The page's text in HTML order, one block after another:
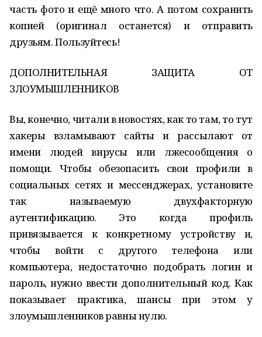
часть фото и ещё много что. А потом сохранить
копией (оригинал останется) и отправить
друзьям. Пользуйтесь!
ДОПОЛНИТЕЛЬНАЯ ЗАЩИТА ОТ
ЗЛОУМЫШЛЕННИКОВ
Вы, конечно, читали в новостях, как то там, то тут
хакеры взламывают сайты и рассылают от
имени людей вирусы или лжесообщения о
помощи. Чтобы обезопасить свои профили в
социальных сетях и мессенджерах, установите
так называемую двухфакторную
аутентификацию. Это когда профиль
привязывается к конкретному устройству и,
чтобы войти с другого телефона или
компьютера, недостаточно подобрать логин и
пароль, нужно ввести дополнительный код. Как
показывает практика, шансы при этом у
злоумышленников равны нулю.